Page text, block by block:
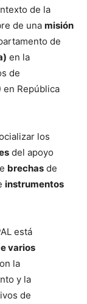
de la
de una misión
de
en la
de
en República
los
del apoyo
brechas de
instrumentos
está
varios
la
y la
de